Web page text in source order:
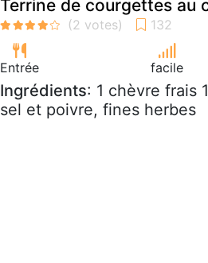
Terrine de courgettes au
Entrée facile
Ingrédients: 1 chèvre frais
sel et poivre, fines herbes